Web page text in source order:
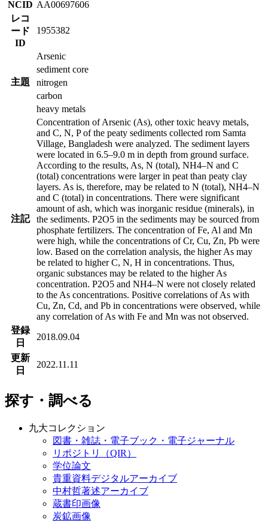
NCID AA00697606
レコ
ード
ID
1955382
主題
Arsenic
sediment core
nitrogen
carbon
heavy metals
注記
Concentration of Arsenic (As), other toxic heavy metals,
and C, N, P of the peaty sediments collected rom Samta
Village, Bangladesh were analyzed. The sediment layers
were located in 6.5–9.0 m in depth from ground surface.
According to the results, As, N (total), NH4–N and C
(total) concentrations were larger in peat than peaty clay
layers. As is, therefore, may be related to N (total), NH4–N
and C (total) in concentrations. There were significant
amount of ash, which was inorganic residue (minerals), in
the sediments. P2O5 in the sediments may be sourced from
phosphate fertilizers. The concentration of Fe, Al and Mn
were high, while the concentrations of Cr, Cu, Zn, Pb were
low. Based on the correlation analysis, the higher As may
be related to higher C, N, H in concentrations. Thus,
organic substances may be related to the higher As
concentration. P2O5 and NH4–N were not closely related
to the As concentrations. Positive correlations of As with
Cu, Zn, Cd, and Pb in concentrations were observed, while
any correlation of As with Fe and Mn was not observed.
登録
日
2018.09.04
更新
日
2022.11.11
探す・調べる
九大コレクション
図書・雑誌・電子ブック・電子ジャーナル
リポジトリ（QIR）
学位論文
貴重資料デジタルアーカイブ
中村哲著述アーカイブ
蔵書印画像
炭鉱画像